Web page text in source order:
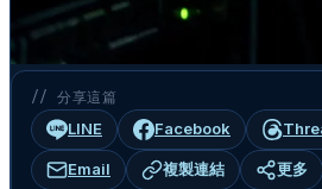
// 分享這篇
LINE Facebook
Email 複製連結 更多